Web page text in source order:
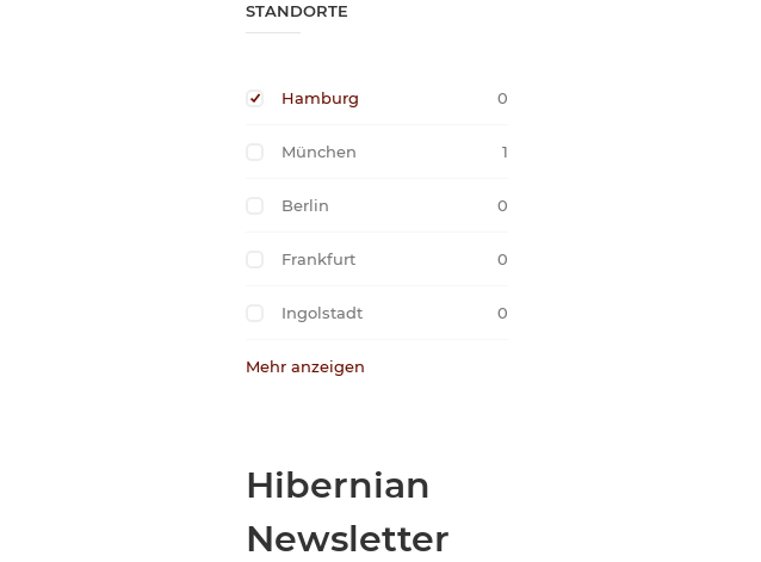
STANDORTE
Hamburg 0
München 1
Berlin 0
Frankfurt 0
Ingolstadt 0
Mehr anzeigen
Hibernian
Newsletter